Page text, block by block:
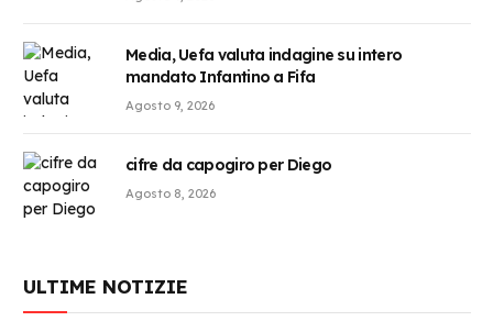
Media, Uefa valuta indagine su intero
mandato Infantino a Fifa
Agosto 9, 2026
cifre da capogiro per Diego
Agosto 8, 2026
ULTIME NOTIZIE